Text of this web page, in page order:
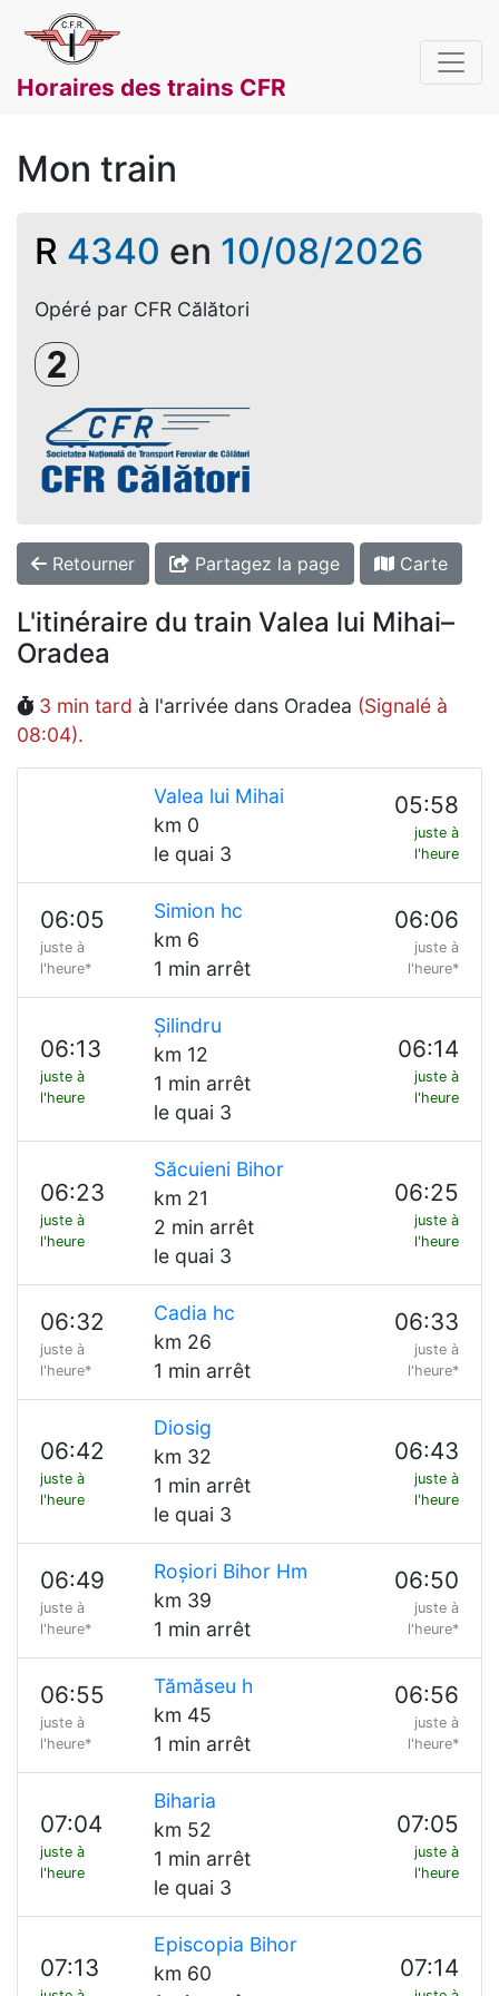
Horaires des trains CFR
Mon train
R 4340 en 10/08/2026
Opéré par CFR Călători
Clasa a 2-a
Retourner Partagez la page Carte
L'itinéraire du train Valea lui Mihai–
Oradea
3 min tard à l'arrivée dans Oradea (Signalé à
08:04).
Valea lui Mihai
km 0
le quai 3
05:58
juste à
l'heure
06:05
juste à
l'heure*
Simion hc
km 6
1 min arrêt
06:06
juste à
l'heure*
06:13
juste à
l'heure
Șilindru
km 12
1 min arrêt
le quai 3
06:14
juste à
l'heure
06:23
juste à
l'heure
Săcuieni Bihor
km 21
2 min arrêt
le quai 3
06:25
juste à
l'heure
06:32
juste à
l'heure*
Cadia hc
km 26
1 min arrêt
06:33
juste à
l'heure*
06:42
juste à
l'heure
Diosig
km 32
1 min arrêt
le quai 3
06:43
juste à
l'heure
06:49
juste à
l'heure*
Roșiori Bihor Hm
km 39
1 min arrêt
06:50
juste à
l'heure*
06:55
juste à
l'heure*
Tămăseu h
km 45
1 min arrêt
06:56
juste à
l'heure*
07:04
juste à
l'heure
Biharia
km 52
1 min arrêt
le quai 3
07:05
juste à
l'heure
07:13
Episcopia Bihor
km 60
07:14